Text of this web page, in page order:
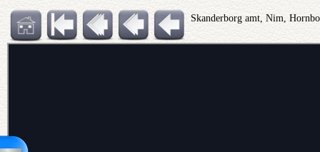
Skanderborg amt, Nim,